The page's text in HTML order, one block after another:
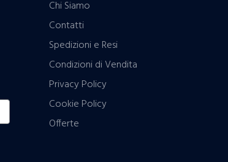
Chi Siamo
Contatti
Spedizioni e Resi
Condizioni di Vendita
Privacy Policy
Cookie Policy
Offerte